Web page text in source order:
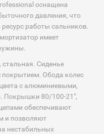
оснащена
давления, что
работы сальников.
имеет
Сиденье
покрытием. Обода колес
с алюминиевыми,
Покрышки 80/100-21″,
обеспечивают
и позволяют
нестабильных